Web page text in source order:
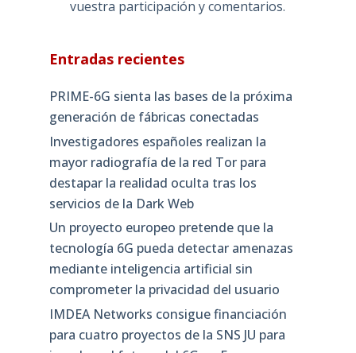
vuestra participación y comentarios.
Entradas recientes
PRIME-6G sienta las bases de la próxima
generación de fábricas conectadas
Investigadores españoles realizan la
mayor radiografía de la red Tor para
destapar la realidad oculta tras los
servicios de la Dark Web
Un proyecto europeo pretende que la
tecnología 6G pueda detectar amenazas
mediante inteligencia artificial sin
comprometer la privacidad del usuario
IMDEA Networks consigue financiación
para cuatro proyectos de la SNS JU para